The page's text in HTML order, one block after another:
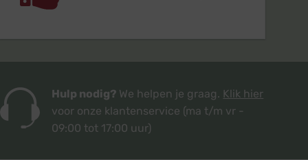
Hulp nodig? We helpen je graag. Klik hier
voor onze klantenservice (ma t/m vr -
09:00 tot 17:00 uur)